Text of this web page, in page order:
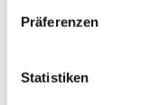
Präferenzen
Statistiken